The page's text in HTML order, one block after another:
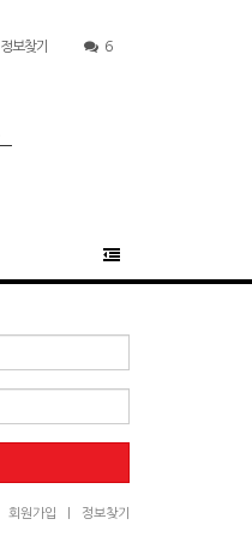
정보찾기 6
회원가입 정보찾기